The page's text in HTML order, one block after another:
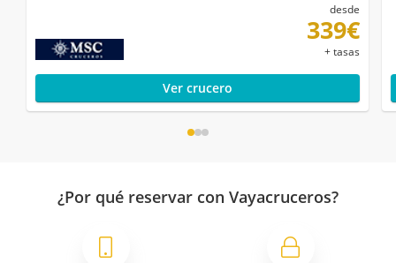
desde
339€
+ tasas
Ver crucero
¿Por qué reservar con Vayacruceros?